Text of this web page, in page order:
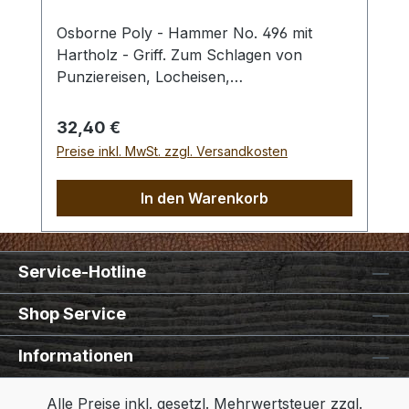
Osborne Poly - Hammer No. 496 mit
Hartholz - Griff. Zum Schlagen von
Punziereisen, Locheisen,
Schlagfläche. Wenig Rückschlag durch
schlagabsorbierenden Poly -
Hammerkopf. 240 gr Gesamtgewicht /
Regulärer Preis:
32,40 €
Preise inkl. MwSt. zzgl. Versandkosten
In den Warenkorb
Service-Hotline
Shop Service
Informationen
Alle Preise inkl. gesetzl. Mehrwertsteuer zzgl.